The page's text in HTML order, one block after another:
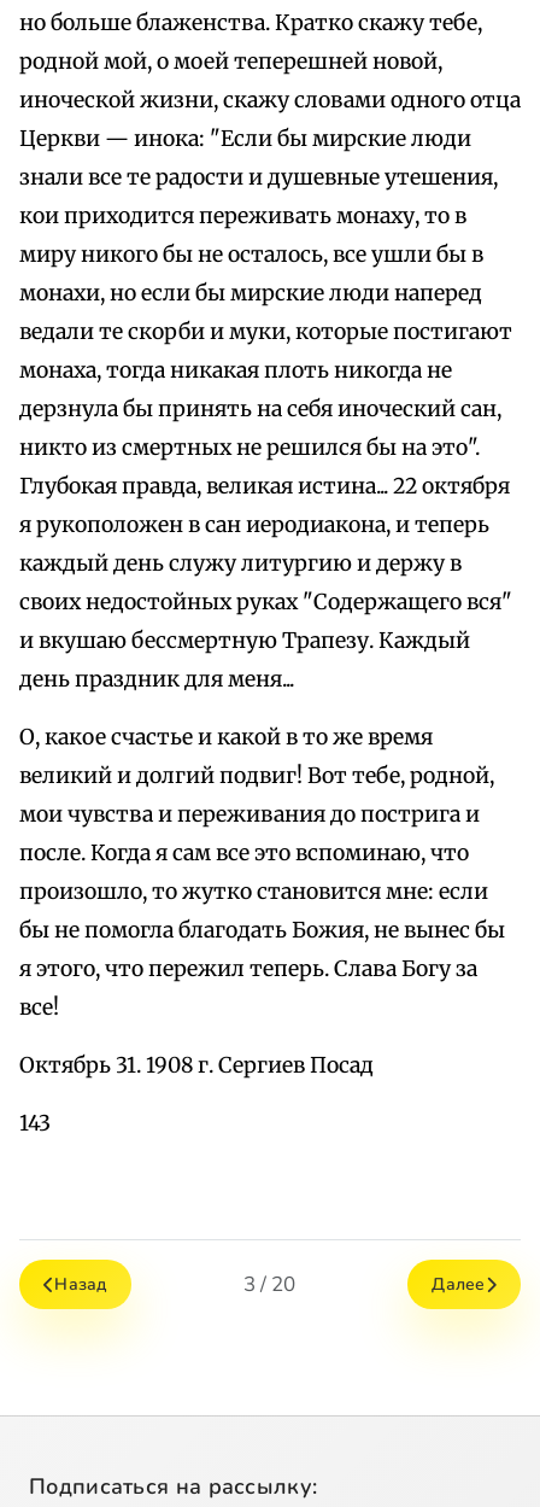
но больше блаженства. Кратко скажу тебе,
родной мой, о моей теперешней новой,
иноческой жизни, скажу словами одного отца
Церкви — инока: "Если бы мирские люди
знали все те радости и душевные утешения,
кои приходится переживать монаху, то в
миру никого бы не осталось, все ушли бы в
монахи, но если бы мирские люди наперед
ведали те скорби и муки, которые постигают
монаха, тогда никакая плоть никогда не
дерзнула бы принять на себя иноческий сан,
никто из смертных не решился бы на это".
Глубокая правда, великая истина... 22 октября
я рукоположен в сан иеродиакона, и теперь
каждый день служу литургию и держу в
своих недостойных руках "Содержащего вся"
и вкушаю бессмертную Трапезу. Каждый
день праздник для меня...
О, какое счастье и какой в то же время
великий и долгий подвиг! Вот тебе, родной,
мои чувства и переживания до пострига и
после. Когда я сам все это вспоминаю, что
произошло, то жутко становится мне: если
бы не помогла благодать Божия, не вынес бы
я этого, что пережил теперь. Слава Богу за
все!
Октябрь 31. 1908 г. Сергиев Посад
143
Назад 3 / 20 Далее
Подписаться на рассылку: